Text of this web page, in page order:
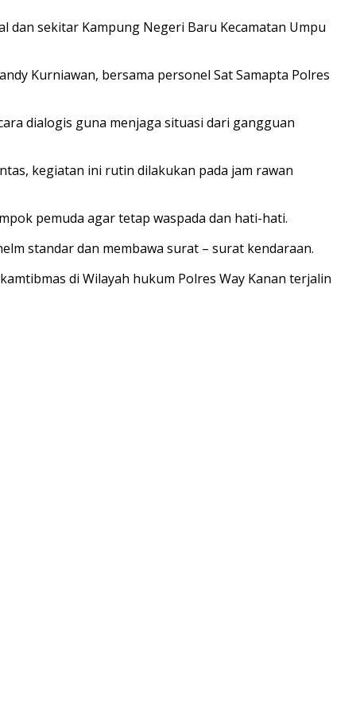
dan sekitar Kampung Negeri Baru Kecamatan Umpu
Kurniawan, bersama personel Sat Samapta Polres
dialogis guna menjaga situasi dari gangguan
kegiatan ini rutin dilakukan pada jam rawan
pemuda agar tetap waspada dan hati-hati.
standar dan membawa surat – surat kendaraan.
di Wilayah hukum Polres Way Kanan terjalin